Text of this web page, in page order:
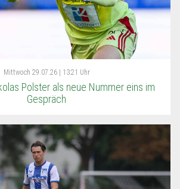
Mittwoch 29.07.26 | 13:21 Uhr
Polster als neue Nummer eins im
Gespräch